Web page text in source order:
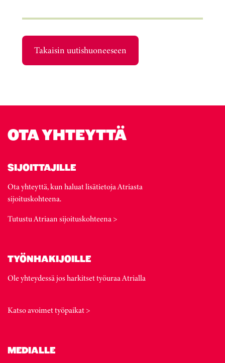
Takaisin uutishuoneeseen
OTA YHTEYTTÄ
SIJOITTAJILLE
Ota yhteyttä, kun haluat lisätietoja Atriasta
sijoituskohteena.
Tutustu Atriaan sijoituskohteena >
TYÖNHAKIJOILLE
Ole yhteydessä jos harkitset työuraa Atrialla
Katso avoimet työpaikat >
MEDIALLE